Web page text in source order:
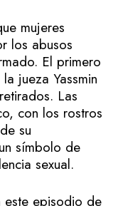
mujeres
los abusos
El primero
jueza Yassmin
Las
con los rostros
su
símbolo de
sexual.
este episodio de